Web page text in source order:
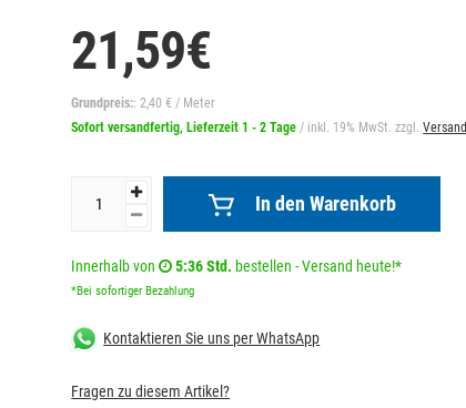
21,59€
Grundpreis:: 2,40 € / Meter
Sofort versandfertig, Lieferzeit 1 - 2 Tage/ inkl. 19% MwSt. zzgl.Versand
In den Warenkorb
Innerhalb von 5:36 Std. bestellen - Versand heute!*
*Bei sofortiger Bezahlung
Kontaktieren Sie uns per WhatsApp
Fragen zu diesem Artikel?